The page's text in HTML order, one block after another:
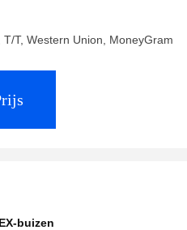
T, Western Union, MoneyGram
buizen